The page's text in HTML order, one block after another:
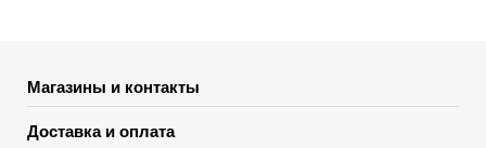
Магазины и контакты
Доставка и оплата